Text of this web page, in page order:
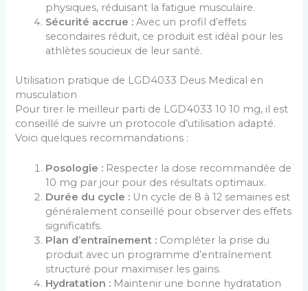
physiques, réduisant la fatigue musculaire.
Sécurité accrue : Avec un profil d’effets
secondaires réduit, ce produit est idéal pour les
athlètes soucieux de leur santé.
Utilisation pratique de LGD4033 Deus Medical en
musculation
Pour tirer le meilleur parti de LGD4033 10 10 mg, il est
conseillé de suivre un protocole d’utilisation adapté.
Voici quelques recommandations :
Posologie : Respecter la dose recommandée de
10 mg par jour pour des résultats optimaux.
Durée du cycle : Un cycle de 8 à 12 semaines est
généralement conseillé pour observer des effets
significatifs.
Plan d’entraînement : Compléter la prise du
produit avec un programme d’entraînement
structuré pour maximiser les gains.
Hydratation : Maintenir une bonne hydratation